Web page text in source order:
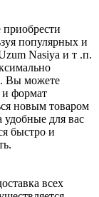
популярных и
Nasiya и т .п.
Вы можете
и формат
новым товаром
удобные для вас
быстро и
всех